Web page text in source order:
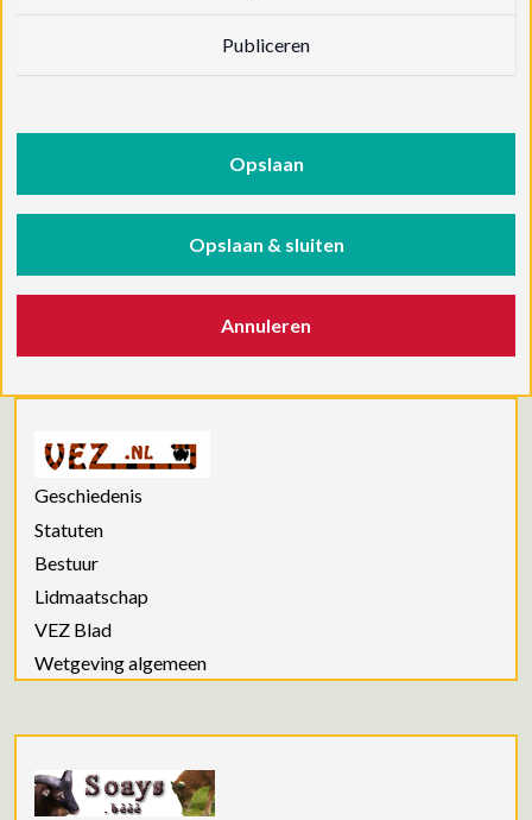
Publiceren
Opslaan
Opslaan & sluiten
Annuleren
Geschiedenis
Statuten
Bestuur
Lidmaatschap
VEZ Blad
Wetgeving algemeen